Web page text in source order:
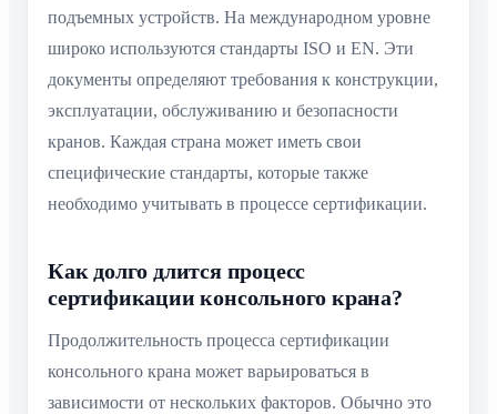
подъемных устройств. На международном уровне
широко используются стандарты ISO и EN. Эти
документы определяют требования к конструкции,
эксплуатации, обслуживанию и безопасности
кранов. Каждая страна может иметь свои
специфические стандарты, которые также
необходимо учитывать в процессе сертификации.
Как долго длится процесс
сертификации консольного крана?
Продолжительность процесса сертификации
консольного крана может варьироваться в
зависимости от нескольких факторов. Обычно это